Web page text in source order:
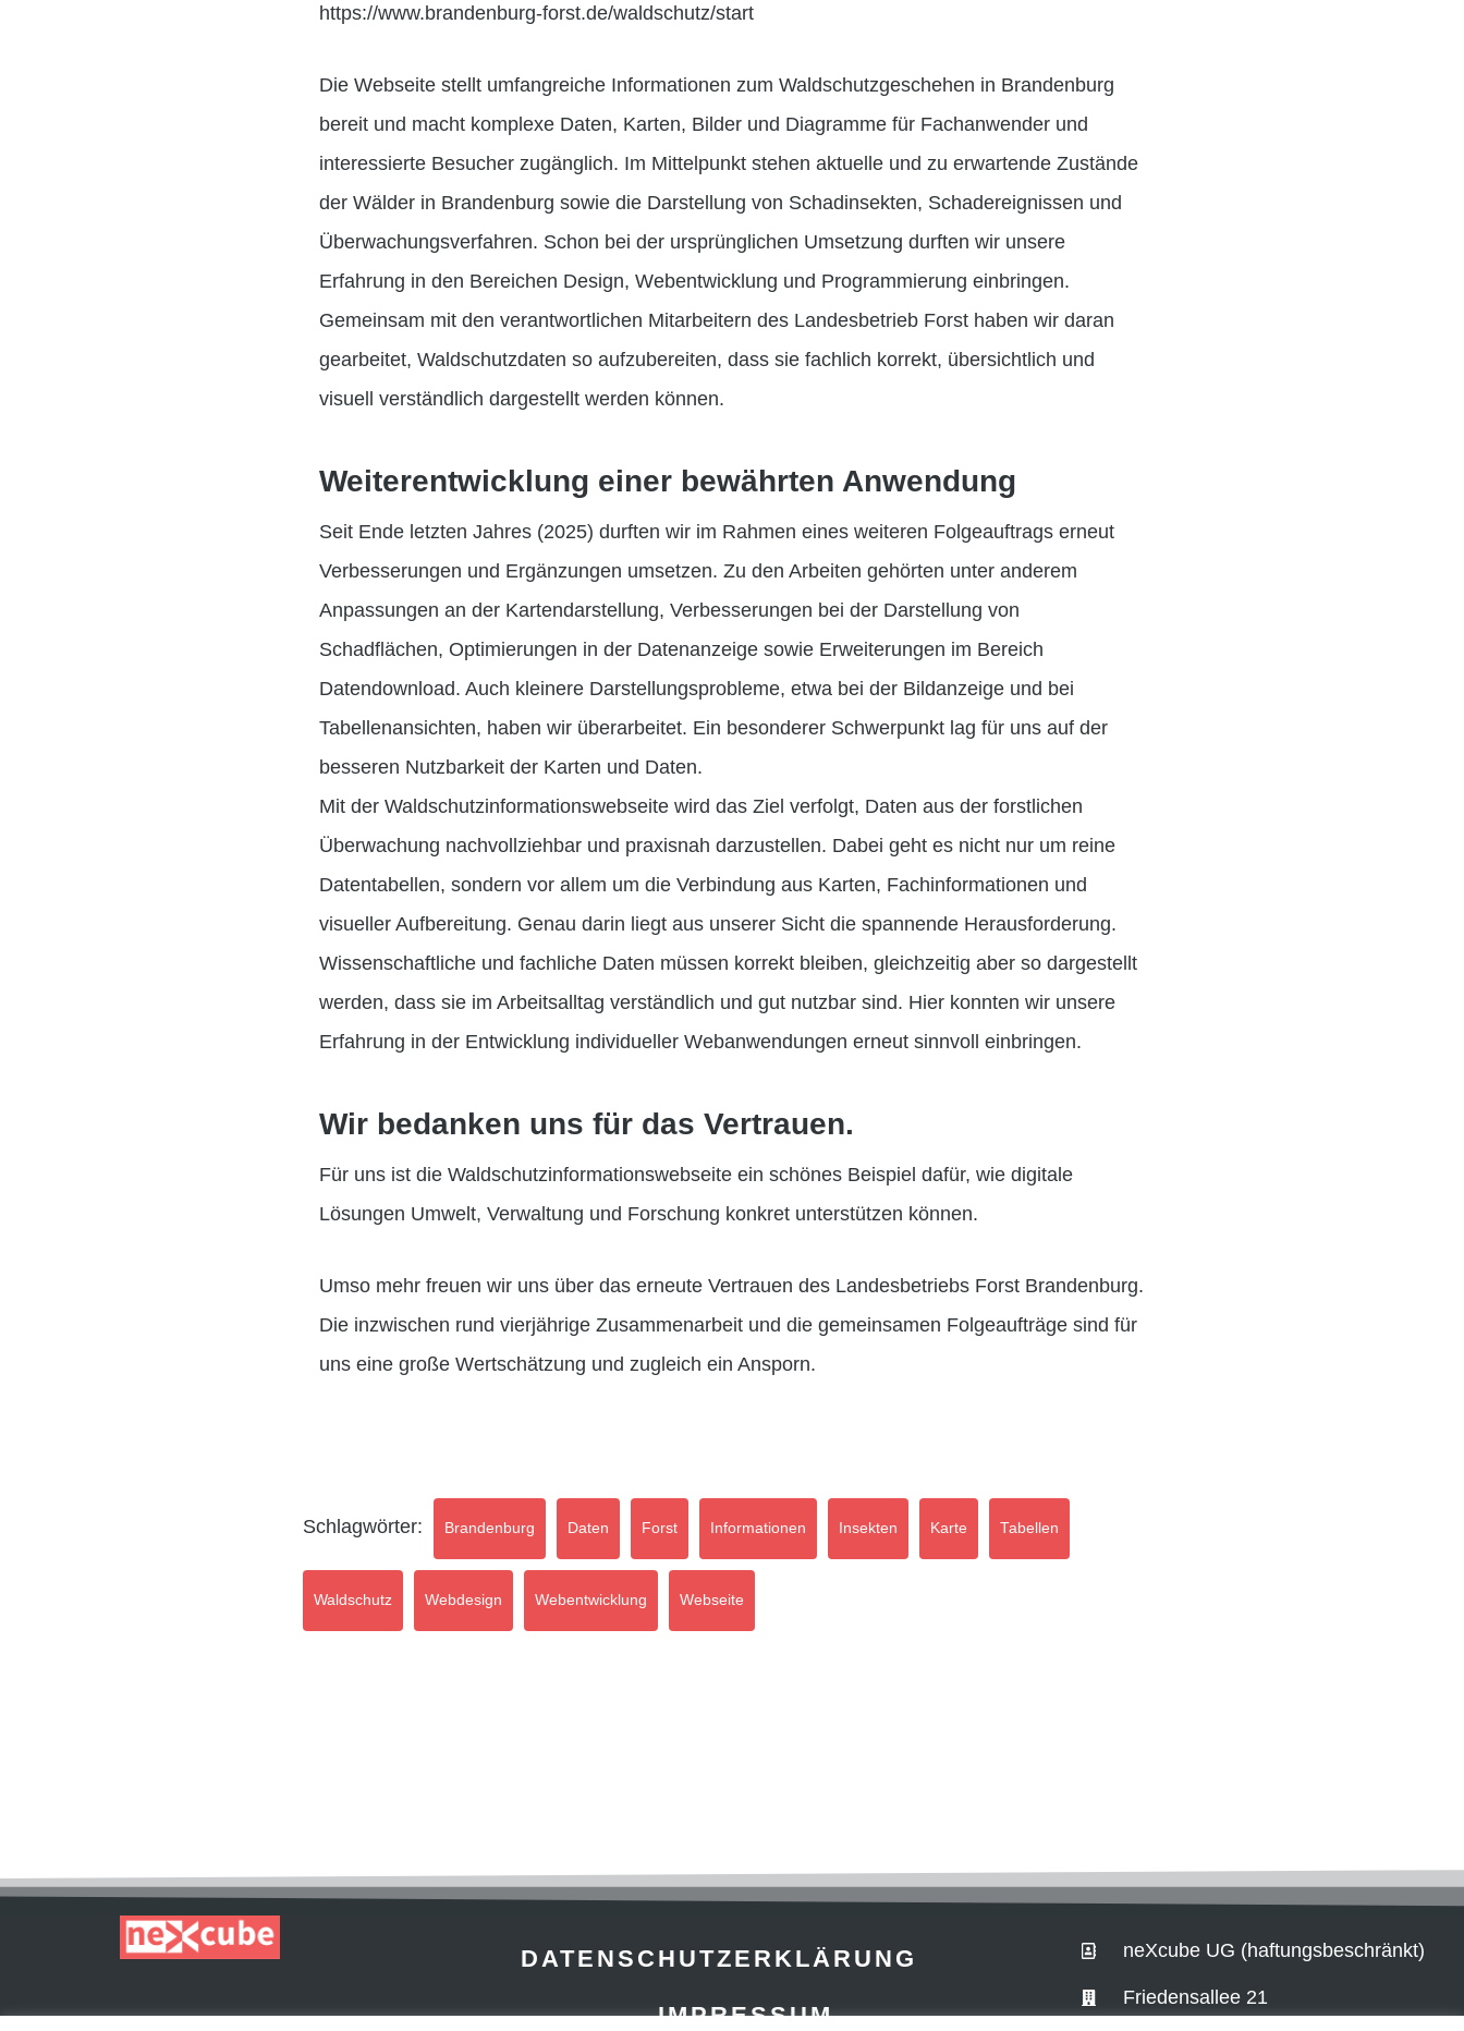
https://www.brandenburg-forst.de/waldschutz/start
Die Webseite stellt umfangreiche Informationen zum Waldschutzgeschehen in Brandenburg
bereit und macht komplexe Daten, Karten, Bilder und Diagramme für Fachanwender und
interessierte Besucher zugänglich. Im Mittelpunkt stehen aktuelle und zu erwartende Zustände
der Wälder in Brandenburg sowie die Darstellung von Schadinsekten, Schadereignissen und
Überwachungsverfahren. Schon bei der ursprünglichen Umsetzung durften wir unsere
Erfahrung in den Bereichen Design, Webentwicklung und Programmierung einbringen.
Gemeinsam mit den verantwortlichen Mitarbeitern des Landesbetrieb Forst haben wir daran
gearbeitet, Waldschutzdaten so aufzubereiten, dass sie fachlich korrekt, übersichtlich und
visuell verständlich dargestellt werden können.
Weiterentwicklung einer bewährten Anwendung
Seit Ende letzten Jahres (2025) durften wir im Rahmen eines weiteren Folgeauftrags erneut
Verbesserungen und Ergänzungen umsetzen. Zu den Arbeiten gehörten unter anderem
Anpassungen an der Kartendarstellung, Verbesserungen bei der Darstellung von
Schadflächen, Optimierungen in der Datenanzeige sowie Erweiterungen im Bereich
Datendownload. Auch kleinere Darstellungsprobleme, etwa bei der Bildanzeige und bei
Tabellenansichten, haben wir überarbeitet. Ein besonderer Schwerpunkt lag für uns auf der
besseren Nutzbarkeit der Karten und Daten.
Mit der Waldschutzinformationswebseite wird das Ziel verfolgt, Daten aus der forstlichen
Überwachung nachvollziehbar und praxisnah darzustellen. Dabei geht es nicht nur um reine
Datentabellen, sondern vor allem um die Verbindung aus Karten, Fachinformationen und
visueller Aufbereitung. Genau darin liegt aus unserer Sicht die spannende Herausforderung.
Wissenschaftliche und fachliche Daten müssen korrekt bleiben, gleichzeitig aber so dargestellt
werden, dass sie im Arbeitsalltag verständlich und gut nutzbar sind. Hier konnten wir unsere
Erfahrung in der Entwicklung individueller Webanwendungen erneut sinnvoll einbringen.
Wir bedanken uns für das Vertrauen.
Für uns ist die Waldschutzinformationswebseite ein schönes Beispiel dafür, wie digitale
Lösungen Umwelt, Verwaltung und Forschung konkret unterstützen können.
Umso mehr freuen wir uns über das erneute Vertrauen des Landesbetriebs Forst Brandenburg.
Die inzwischen rund vierjährige Zusammenarbeit und die gemeinsamen Folgeaufträge sind für
uns eine große Wertschätzung und zugleich ein Ansporn.
Schlagwörter: Brandenburg Daten Forst Informationen Insekten Karte Tabellen
Waldschutz Webdesign Webentwicklung Webseite
DATENSCHUTZERKLÄRUNG
IMPRESSUM
neXcube UG (haftungsbeschränkt)
Friedensallee 21